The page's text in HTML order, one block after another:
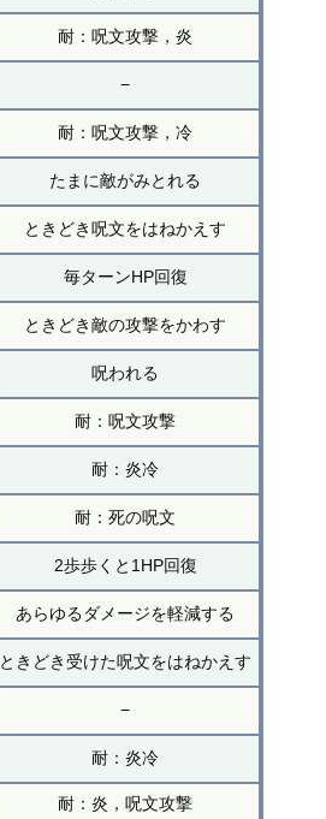
耐：呪文攻撃，炎
−
耐：呪文攻撃，冷
たまに敵がみとれる
ときどき呪文をはねかえす
毎ターンHP回復
ときどき敵の攻撃をかわす
呪われる
耐：呪文攻撃
耐：炎冷
耐：死の呪文
2歩歩くと1HP回復
あらゆるダメージを軽減する
ときどき受けた呪文をはねかえす
−
耐：炎冷
耐：炎，呪文攻撃